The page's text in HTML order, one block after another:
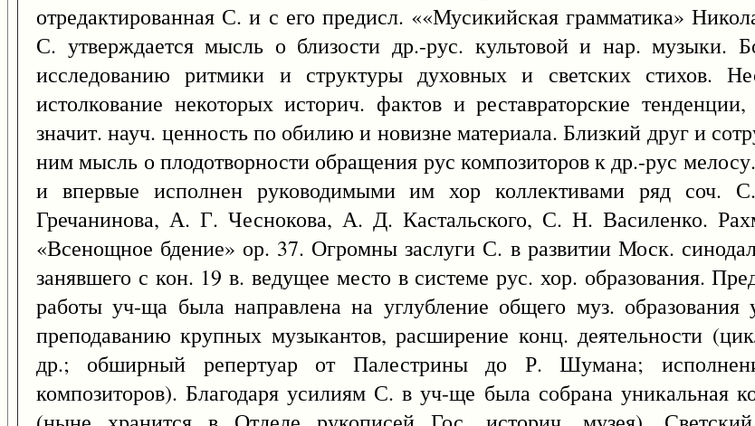
отредактированная С. и с его предисл. ««Мусикийская грамматика»
С. утверждается мысль о близости др.-рус. культовой и нар. музыки.
исследованию ритмики и структуры духовных и светских стихов.
истолкование некоторых историч. фактов и реставраторские
значит. науч. ценность по обилию и новизне материала. Близкий друг и
ним мысль о плодотворности обращения рус композиторов к др.-рус
и впервые исполнен руководимыми им хор коллективами ряд
Гречанинова, А. Г. Чеснокова, А. Д. Кастальского, С. Н. Василенко.
«Всенощное бдение» ор. 37. Огромны заслуги С. в развитии Моск.
занявшего с кон. 19 в. ведущее место в системе рус. хор. образования.
работы уч-ща была направлена на углубление общего муз. образования
преподаванию крупных музыкантов, расширение конц. деятельности
др.; обширный репертуар от Палестрины до Р. Шумана;
композиторов). Благодаря усилиям С. в уч-ще была собрана уникальная